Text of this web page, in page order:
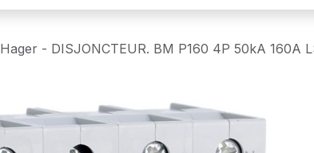
Hager - DISJONCTEUR. BM P160 4P 50kA 160A